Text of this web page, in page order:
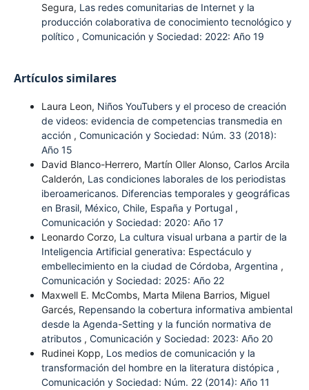
Segura, Las redes comunitarias de Internet y la
producción colaborativa de conocimiento tecnológico y
político , Comunicación y Sociedad: 2022: Año 19
Artículos similares
Laura Leon, Niños YouTubers y el proceso de creación
de videos: evidencia de competencias transmedia en
acción , Comunicación y Sociedad: Núm. 33 (2018):
Año 15
David Blanco-Herrero, Martín Oller Alonso, Carlos Arcila
Calderón, Las condiciones laborales de los periodistas
iberoamericanos. Diferencias temporales y geográficas
en Brasil, México, Chile, España y Portugal ,
Comunicación y Sociedad: 2020: Año 17
Leonardo Corzo, La cultura visual urbana a partir de la
Inteligencia Artificial generativa: Espectáculo y
embellecimiento en la ciudad de Córdoba, Argentina ,
Comunicación y Sociedad: 2025: Año 22
Maxwell E. McCombs, Marta Milena Barrios, Miguel
Garcés, Repensando la cobertura informativa ambiental
desde la Agenda-Setting y la función normativa de
atributos , Comunicación y Sociedad: 2023: Año 20
Rudinei Kopp, Los medios de comunicación y la
transformación del hombre en la literatura distópica ,
Comunicación y Sociedad: Núm. 22 (2014): Año 11